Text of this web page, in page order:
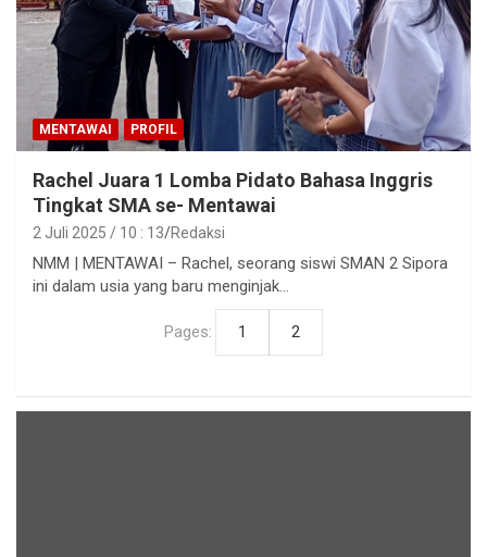
MENTAWAI PROFIL
Rachel Juara 1 Lomba Pidato Bahasa Inggris
Tingkat SMA se- Mentawai
2 Juli 2025 / 10 : 13 Redaksi
NMM | MENTAWAI – Rachel, seorang siswi SMAN 2 Sipora
ini dalam usia yang baru menginjak…
Pages: 1 2